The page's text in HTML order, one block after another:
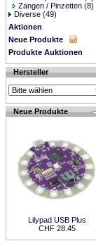
Zangen / Pinzetten (8)
Diverse (49)
Aktionen
Neue Produkte
Produkte Auktionen
Hersteller
Neue Produkte
Lilypad USB Plus
CHF 28.45